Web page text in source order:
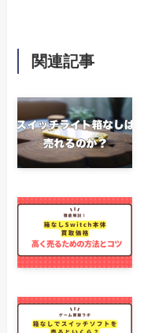
関連記事